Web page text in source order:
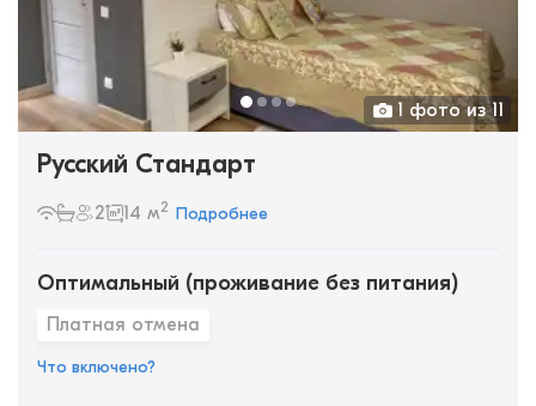
1 фото из 11
Русский Стандарт
2 14 м2 Подробнее
Оптимальный (проживание без питания)
Платная отмена
Что включено?